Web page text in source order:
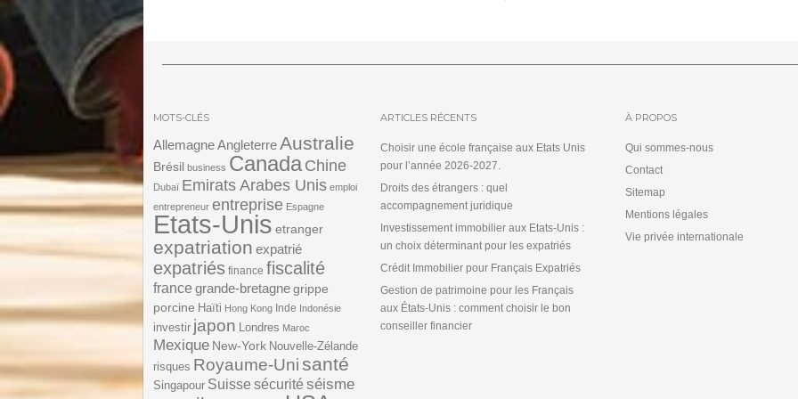
MOTS-CLÉS
AllemagneAngleterreAustralie
Brésil business CanadaChine
Dubaï Emirats Arabes Unis emploi
entrepreneur entreprise Espagne
Etats-Unis etranger
expatriation expatrié
expatriés finance fiscalité
france grande-bretagnegrippe
porcine Haïti Hong Kong Inde Indonésie
investir japon Londres Maroc
Mexique New-York Nouvelle-Zélande
risques Royaume-Unisanté
Singapour Suisse sécurité séisme
ARTICLES RÉCENTS
Choisir une école française aux Etats Unis
pour l’année 2026-2027.
Droits des étrangers : quel
accompagnement juridique
Investissement immobilier aux Etats-Unis :
un choix déterminant pour les expatriés
Crédit Immobilier pour Français Expatriés
Gestion de patrimoine pour les Français
aux États-Unis : comment choisir le bon
conseiller financier
À PROPOS
Qui sommes-nous
Contact
Sitemap
Mentions légales
Vie privée internationale